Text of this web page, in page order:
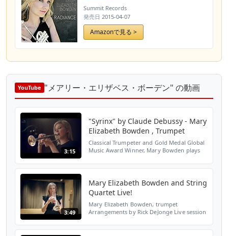
Summit Records
発売日 2015-04-07
Amazonで見る >
YouTube "メアリー・エリザベス・ボーデン" の動画
3:15
"Syrinx" by Claude Debussy - Mary
Elizabeth Bowden , Trumpet
Classical Trumpeter and Gold Medal Global
Music Award Winner, Mary Bowden plays
3:49
Mary Elizabeth Bowden and String
Quartet Live!
Mary Elizabeth Bowden, trumpet
Arrangements by Rick DeJonge Live session